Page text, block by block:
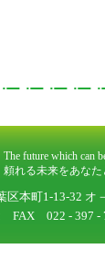
The future which can
頼れる未来をあなた
区本町1-13-32 オ
FAX 022 - 397